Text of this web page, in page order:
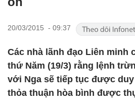
20/03/2015 - 09:37
Các nhà lãnh đạo Liên minh
thứ Năm (19/3) rằng lệnh
với Nga sẽ tiếp tục được
thỏa thuận hòa bình được